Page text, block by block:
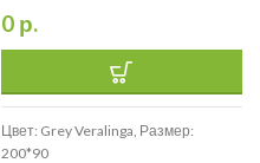
0 р.
Цвет: Grey Veralinga, Размер:
200*90